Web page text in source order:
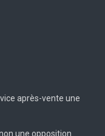
après-vente une
une opposition